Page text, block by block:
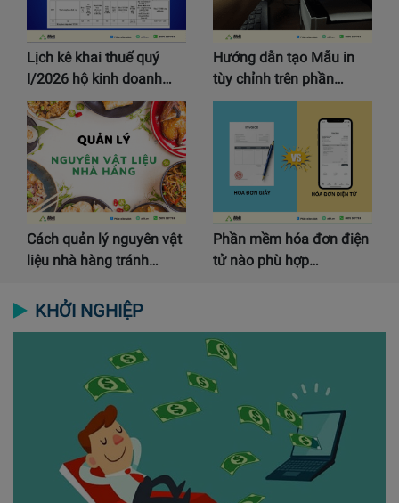
Lịch kê khai thuế quý
I/2026 hộ kinh doanh…
Hướng dẫn tạo Mẫu in
tùy chỉnh trên phần…
Cách quản lý nguyên vật
liệu nhà hàng tránh…
Phần mềm hóa đơn điện
tử nào phù hợp…
KHỞI NGHIỆP